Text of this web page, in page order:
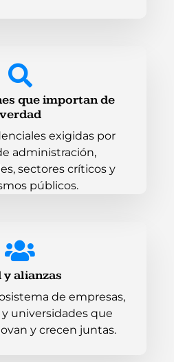
que importan de
verdad
exigidas por
administración,
sectores críticos y
públicos.
y alianzas
de empresas,
universidades que
y crecen juntas.